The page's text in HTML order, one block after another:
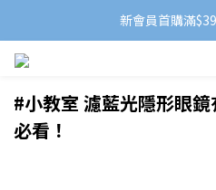
新會員首購滿
#小教室 濾藍光隱形眼
必看！